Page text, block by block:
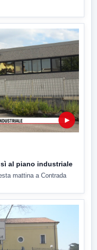
▶
al piano industriale
mattina a Contrada